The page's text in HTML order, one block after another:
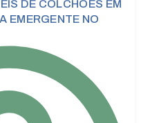
DE COLCHÕES EM
EMERGENTE NO